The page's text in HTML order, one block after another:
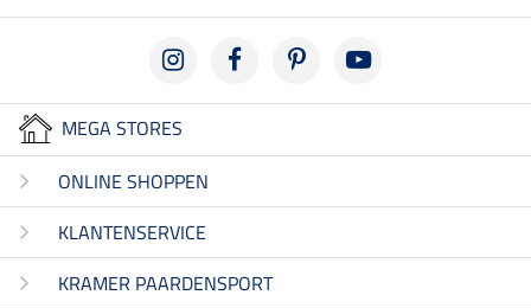
MEGA STORES
ONLINE SHOPPEN
KLANTENSERVICE
KRAMER PAARDENSPORT